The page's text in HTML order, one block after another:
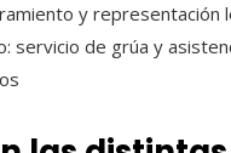
y representación
servicio de grúa y